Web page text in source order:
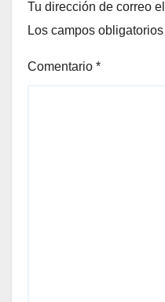
Tu dirección de correo
Los campos
Comentario *